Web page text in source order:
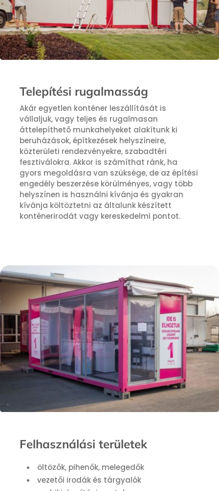
Telepítési rugalmasság
Akár egyetlen konténer leszállítását is
vállaljuk, vagy teljes és rugalmasan
áttelepíthető munkahelyeket alakítunk ki
beruházások, építkezések helyszíneire,
közterületi rendezvényekre, szabadtéri
fesztiválokra. Akkor is számíthat ránk, ha
gyors megoldásra van szüksége, de az építési
engedély beszerzése körülményes, vagy több
helyszínen is használni kívánja és gyakran
kívánja költöztetni az általunk készített
konténerirodát vagy kereskedelmi pontot.
Felhasználási területek
öltözők, pihenők, melegedők
vezetői irodák és tárgyalók